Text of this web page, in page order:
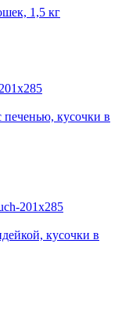
1,5 кг
кусочки в
кусочки в